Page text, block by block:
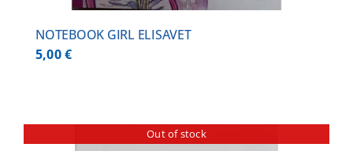
NOTEBOOK GIRL ELISAVET
5,00€
Out of stock